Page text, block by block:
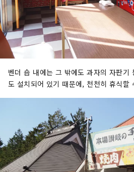
벤더 숍 내에는 그 밖에도 과자의 자판기
도 설치되어 있기 때문에, 천천히 휴식할